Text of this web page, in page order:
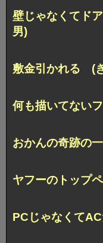
壁じゃなくてド
男)
敷金引かれる (
何も描いてない
おかんの奇跡の
ヤフーのトップ
PCじゃなくて